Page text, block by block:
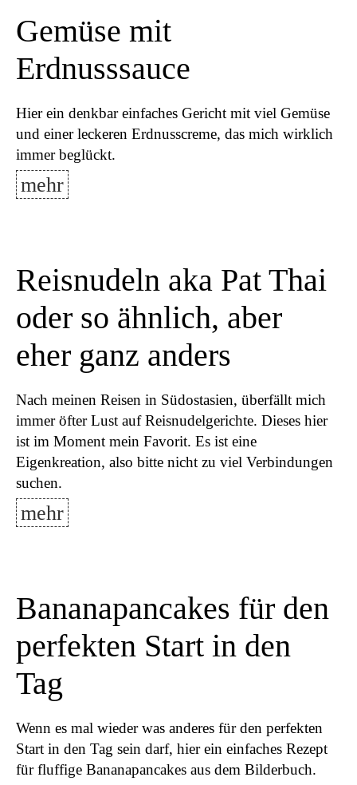
Gemüse mit
Erdnusssauce
Hier ein denkbar einfaches Gericht mit viel Gemüse
und einer leckeren Erdnusscreme, das mich wirklich
immer beglückt.
mehr
Reisnudeln aka Pat Thai
oder so ähnlich, aber
eher ganz anders
Nach meinen Reisen in Südostasien, überfällt mich
immer öfter Lust auf Reisnudelgerichte. Dieses hier
ist im Moment mein Favorit. Es ist eine
Eigenkreation, also bitte nicht zu viel Verbindungen
suchen.
mehr
Bananapancakes für den
perfekten Start in den
Tag
Wenn es mal wieder was anderes für den perfekten
Start in den Tag sein darf, hier ein einfaches Rezept
für fluffige Bananapancakes aus dem Bilderbuch.